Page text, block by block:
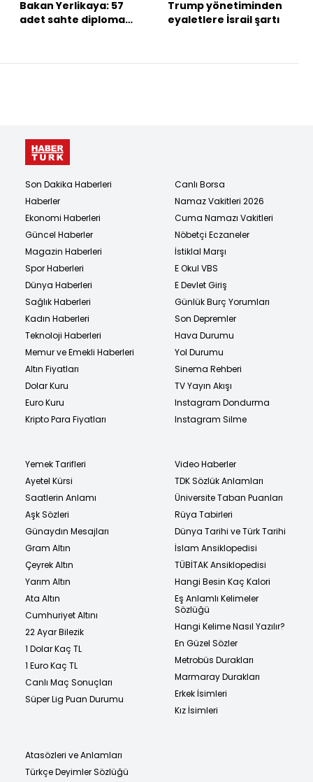
Bakan Yerlikaya: 57
adet sahte diploma
Trump yönetiminden
eyaletlere İsrail şartı
Son Dakika Haberleri
Haberler
Ekonomi Haberleri
Güncel Haberler
Magazin Haberleri
Spor Haberleri
Dünya Haberleri
Sağlık Haberleri
Kadın Haberleri
Teknoloji Haberleri
Memur ve Emekli Haberleri
Altın Fiyatları
Dolar Kuru
Euro Kuru
Kripto Para Fiyatları
Canlı Borsa
Namaz Vakitleri 2026
Cuma Namazı Vakitleri
Nöbetçi Eczaneler
İstiklal Marşı
E Okul VBS
E Devlet Giriş
Günlük Burç Yorumları
Son Depremler
Hava Durumu
Yol Durumu
Sinema Rehberi
TV Yayın Akışı
Instagram Dondurma
Instagram Silme
Yemek Tarifleri
Ayetel Kürsi
Saatlerin Anlamı
Aşk Sözleri
Günaydın Mesajları
Gram Altın
Çeyrek Altın
Yarım Altın
Ata Altın
Cumhuriyet Altını
22 Ayar Bilezik
1 Dolar Kaç TL
1 Euro Kaç TL
Canlı Maç Sonuçları
Süper Lig Puan Durumu
Video Haberler
TDK Sözlük Anlamları
Üniversite Taban Puanları
Rüya Tabirleri
Dünya Tarihi ve Türk Tarihi
İslam Ansiklopedisi
TÜBİTAK Ansiklopedisi
Hangi Besin Kaç Kalori
Eş Anlamlı Kelimeler
Sözlüğü
Hangi Kelime Nasıl Yazılır?
En Güzel Sözler
Metrobüs Durakları
Marmaray Durakları
Erkek İsimleri
Kız İsimleri
Atasözleri ve Anlamları
Türkçe Deyimler Sözlüğü